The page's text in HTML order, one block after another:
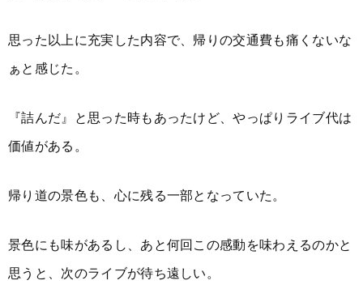
思った以上に充実した内容で、帰りの交通費も痛くないな
ぁと感じた。
『詰んだ』と思った時もあったけど、やっぱりライブ代は
価値がある。
帰り道の景色も、心に残る一部となっていた。
景色にも味があるし、あと何回この感動を味わえるのかと
思うと、次のライブが待ち遠しい。